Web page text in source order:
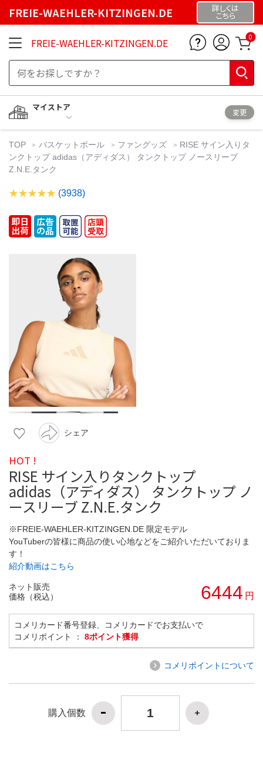
FREIE-WAEHLER-KITZINGEN.DE 詳しくは
こちら
FREIE-WAEHLER-KITZINGEN.DE 0
マイストア
変更
TOP バスケットボール ファングッズ
RISE サイン入りタ
ンクトップ adidas（アディダス） タンクトップ ノースリーブ
Z.N.E.タンク
(3938)
シェア
HOT !
RISE サイン入りタンクトップ
adidas（アディダス） タンクトップ ノ
ースリーブ Z.N.E.タンク
※FREIE-WAEHLER-KITZINGEN.DE 限定モデル
YouTuberの皆様に商品の使い心地などをご紹介いただいておりま
す！
紹介動画はこちら
ネット販売
価格（税込）
6444 円
コメリカード番号登録、コメリカードでお支払いで
コメリポイント ： 8ポイント獲得
コメリポイントについて
購入個数